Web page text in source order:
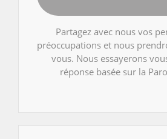
Partagez avec nous vos
préoccupations et nous
vous. Nous essayerons
réponse basée sur la